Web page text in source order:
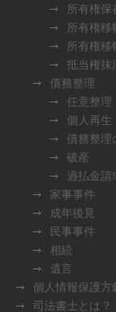
所有権保
所有権移
所有権移
抵当権抹
債務整理
任意整理
個人再生
債務整理
破産
過払金請
家事事件
成年後見
民事事件
相続
遺言
個人情報保護方
司法書士とは？